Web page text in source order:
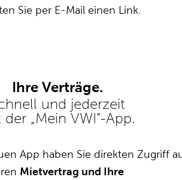
Sie per E-Mail einen Link.
Ihre Verträge.
und jederzeit
der „Mein VWI“-App.
App haben Sie direkten Zugriff
Mietvertrag und Ihre